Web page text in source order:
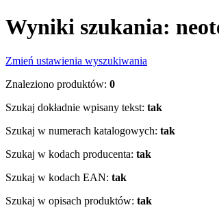
Wyniki szukania:
Zmień ustawienia wyszukiwania
Znaleziono produktów: 0
Szukaj dokładnie wpisany tekst: tak
Szukaj w numerach katalogowych: tak
Szukaj w kodach producenta: tak
Szukaj w kodach EAN: tak
Szukaj w opisach produktów: tak